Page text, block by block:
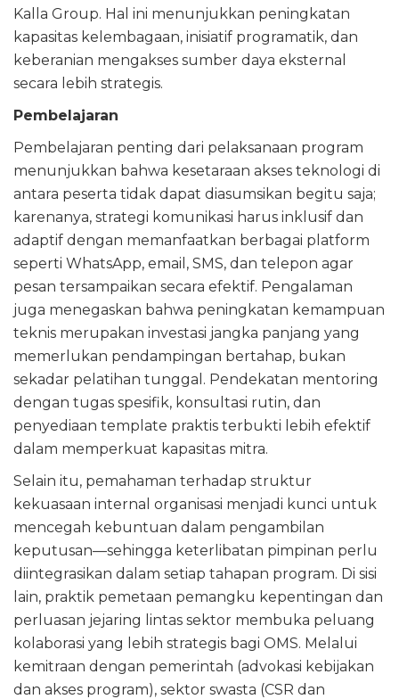
Kalla Group. Hal ini menunjukkan peningkatan
kapasitas kelembagaan, inisiatif programatik, dan
keberanian mengakses sumber daya eksternal
secara lebih strategis.
Pembelajaran
Pembelajaran penting dari pelaksanaan program
menunjukkan bahwa kesetaraan akses teknologi di
antara peserta tidak dapat diasumsikan begitu saja;
karenanya, strategi komunikasi harus inklusif dan
adaptif dengan memanfaatkan berbagai platform
seperti WhatsApp, email, SMS, dan telepon agar
pesan tersampaikan secara efektif. Pengalaman
juga menegaskan bahwa peningkatan kemampuan
teknis merupakan investasi jangka panjang yang
memerlukan pendampingan bertahap, bukan
sekadar pelatihan tunggal. Pendekatan mentoring
dengan tugas spesifik, konsultasi rutin, dan
penyediaan template praktis terbukti lebih efektif
dalam memperkuat kapasitas mitra.
Selain itu, pemahaman terhadap struktur
kekuasaan internal organisasi menjadi kunci untuk
mencegah kebuntuan dalam pengambilan
keputusan—sehingga keterlibatan pimpinan perlu
diintegrasikan dalam setiap tahapan program. Di sisi
lain, praktik pemetaan pemangku kepentingan dan
perluasan jejaring lintas sektor membuka peluang
kolaborasi yang lebih strategis bagi OMS. Melalui
kemitraan dengan pemerintah (advokasi kebijakan
dan akses program), sektor swasta (CSR dan